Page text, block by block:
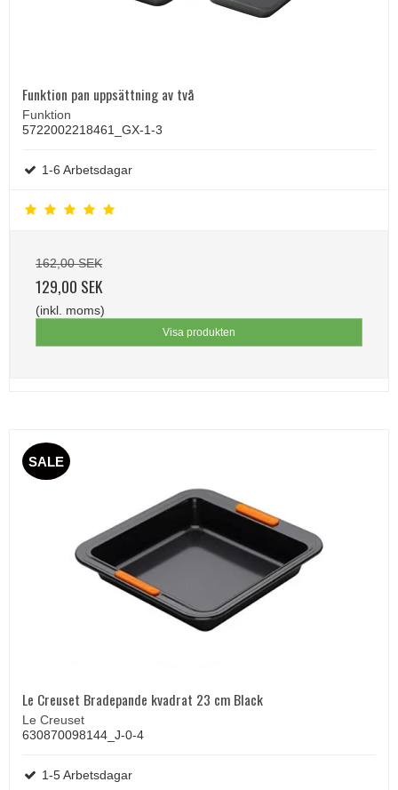
Funktion pan uppsättning av två
Funktion
5722002218461_GX-1-3
1-6 Arbetsdagar
162,00 SEK
129,00 SEK
(inkl. moms)
Visa produkten
SALE
Le Creuset Bradepande kvadrat 23 cm Black
Le Creuset
630870098144_J-0-4
1-5 Arbetsdagar